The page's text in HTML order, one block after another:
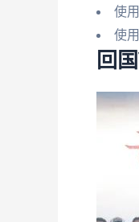
使
使
回